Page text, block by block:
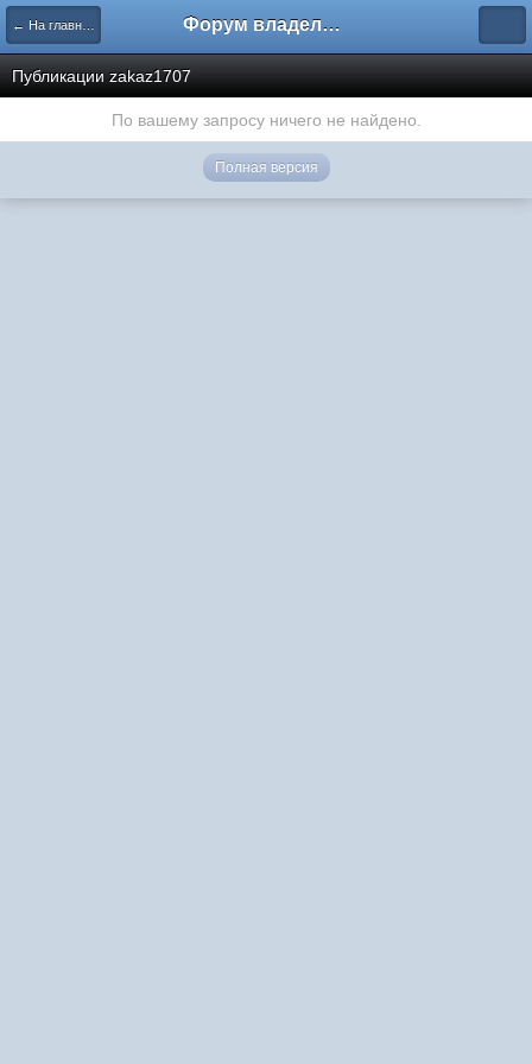
← На главную Форум владельцев интернет-магазинов
Публикации zakaz1707
По вашему запросу ничего не найдено.
Полная версия